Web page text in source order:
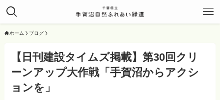
ホーム ブログ
【日刊建設タイムズ掲載】第30回クリ
ーンアップ大作戦「手賀沼からアクシ
ョンを」